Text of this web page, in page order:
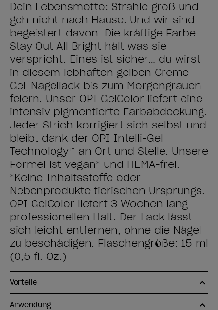
Dein Lebensmotto: Strahle groß und
geh nicht nach Hause. Und wir sind
begeistert davon. Die kräftige Farbe
Stay Out All Bright hält was sie
verspricht. Eines ist sicher… du wirst
in diesem lebhaften gelben Creme-
Gel-Nagellack bis zum Morgengrauen
feiern. Unser OPI GelColor liefert eine
intensiv pigmentierte Farbabdeckung.
Jeder Strich korrigiert sich selbst und
bleibt dank der OPI Intelli-Gel
Technology™ an Ort und Stelle. Unsere
Formel ist vegan* und HEMA-frei.
*Keine Inhaltsstoffe oder
Nebenprodukte tierischen Ursprungs.
OPI GelColor liefert 3 Wochen lang
professionellen Halt. Der Lack lässt
sich leicht entfernen, ohne die Nägel
zu beschädigen. Flaschengröße: 15 ml
(0,5 fl. Oz.)
Vorteile
Anwendung